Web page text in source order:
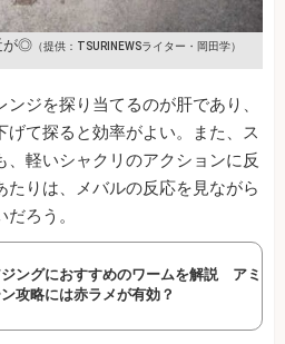
が◎ （提供：TSURINEWSライター・岡田学）
ジを探り当てるのが肝であり、
げて探ると効率がよい。また、ス
、軽いシャクリのアクションに反
たりは、メバルの反応を見ながら
ろう。
ングにおすすめのワームを解説 アミ
攻略には赤ラメが有効？